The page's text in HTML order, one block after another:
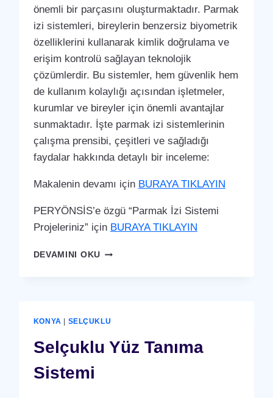
önemli bir parçasını oluşturmaktadır. Parmak
izi sistemleri, bireylerin benzersiz biyometrik
özelliklerini kullanarak kimlik doğrulama ve
erişim kontrolü sağlayan teknolojik
çözümlerdir. Bu sistemler, hem güvenlik hem
de kullanım kolaylığı açısından işletmeler,
kurumlar ve bireyler için önemli avantajlar
sunmaktadır. İşte parmak izi sistemlerinin
çalışma prensibi, çeşitleri ve sağladığı
faydalar hakkında detaylı bir inceleme:
Makalenin devamı için BURAYA TIKLAYIN
PERYÖNSİS’e özgü “Parmak İzi Sistemi
Projeleriniz” için BURAYA TIKLAYIN
DEVAMINI OKUSELÇUKLU
KONYA SELÇUKLU
Selçuklu Yüz Tanıma
Sistemi